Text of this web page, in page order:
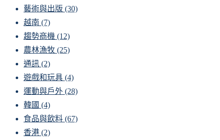
藝術與出版 (30)
越南 (7)
趨勢商機 (12)
農林漁牧 (25)
通訊 (2)
遊戲和玩具 (4)
運動與戶外 (28)
韓國 (4)
食品與飲料 (67)
香港 (2)